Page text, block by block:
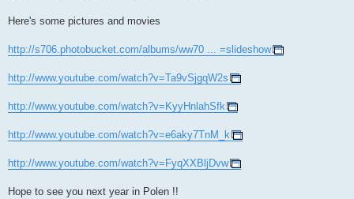
Here's some pictures and movies
http://s706.photobucket.com/albums/ww70 ... =slideshow
http://www.youtube.com/watch?v=Ta9vSjgqW2s
http://www.youtube.com/watch?v=KyyHnlahSfk
http://www.youtube.com/watch?v=e6aky7TnM_k
http://www.youtube.com/watch?v=FyqXXBljDvw
Hope to see you next year in Polen !!